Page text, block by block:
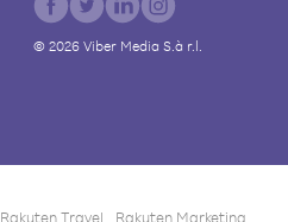
© 2026Viber Media S.à r.l.
Rakuten Travel Rakuten Marketing